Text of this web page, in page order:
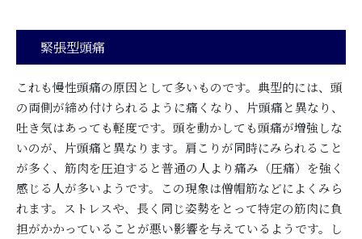
緊張型頭痛
これも慢性頭痛の原因として多いものです。典型的には、頭
の両側が締め付けられるように痛くなり、片頭痛と異なり、
吐き気はあっても軽度です。頭を動かしても頭痛が増強しな
いのが、片頭痛と異なります。肩こりが同時にみられること
が多く、筋肉を圧迫すると普通の人より痛み（圧痛）を強く
感じる人が多いようです。この現象は僧帽筋などによくみら
れます。ストレスや、長く同じ姿勢をとって特定の筋肉に負
担がかかっていることが悪い影響を与えているようです。し